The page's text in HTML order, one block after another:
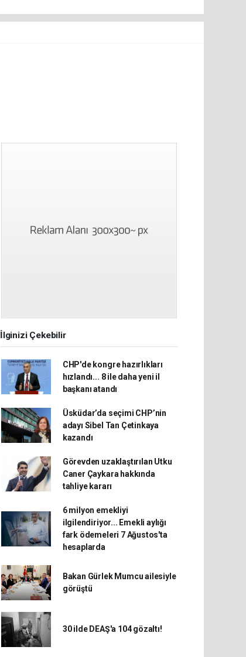
İlginizi Çekebilir
CHP'de kongre hazırlıkları
hızlandı... 8 ile daha yeni il
başkanı atandı
Üsküdar’da seçimi CHP’nin
adayı Sibel Tan Çetinkaya
kazandı
Görevden uzaklaştırılan Utku
Caner Çaykara hakkında
tahliye kararı
6 milyon emekliyi
ilgilendiriyor... Emekli aylığı
fark ödemeleri 7 Ağustos'ta
hesaplarda
Bakan Gürlek Mumcu ailesiyle
görüştü
30 ilde DEAŞ'a 104 gözaltı!